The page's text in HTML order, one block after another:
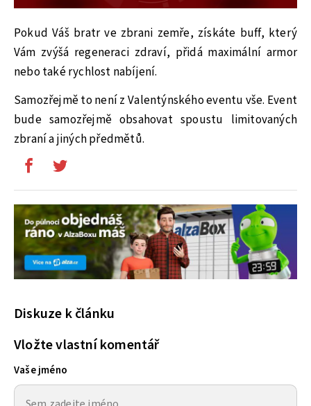
Pokud Váš bratr ve zbrani zemře, získáte buff, který
Vám zvýšá regeneraci zdraví, přidá maximální armor
nebo také rychlost nabíjení.
Samozřejmě to není z Valentýnského eventu vše. Event
bude samozřejmě obsahovat spoustu limitovaných
zbraní a jiných předmětů.
Diskuze k článku
Vložte vlastní komentář
Vaše jméno